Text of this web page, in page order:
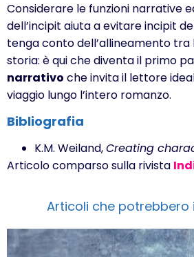
Considerare le funzioni narrative
dell’incipit aiuta a evitare incipit
tenga conto dell’allineamento
storia: è qui che diventa il primo
narrativo che invita il lettore
viaggio lungo l’intero romanzo.
Bibliografia
K.M. Weiland,Creating
Articolo comparso sulla rivista
Articoli che potrebbero